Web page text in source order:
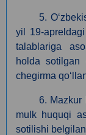
5.
yil 19-
talablariga
holda sotilgan
chegirma
6. Mazkur
mulk huquqi
sotilishi